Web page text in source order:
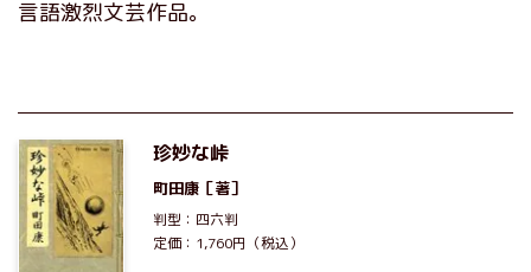
言語激烈文芸作品。
珍妙な峠
町田康 ［著］
判型：四六判
定価：1,760円（税込）